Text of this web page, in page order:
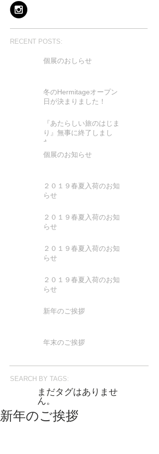
RECENT POSTS:
個展のおしらせ
冬のHermitageオープン
日が決まりました！
『あたらしい旅のはじま
り』無事に終了しまし
た。
個展のお知らせ
２０１９春夏入荷のお知
らせ
２０１９春夏入荷のお知
らせ
２０１９春夏入荷のお知
らせ
２０１９春夏入荷のお知
らせ
新年のご挨拶
年末のご挨拶
SEARCH BY TAGS:
まだタグはありませ
ん。
新年のご挨拶